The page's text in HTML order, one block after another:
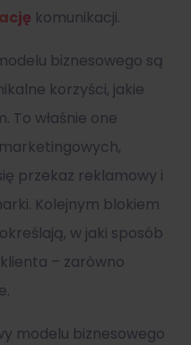
komunikacji.
biznesowego są
korzyści, jakie
To właśnie one
przekaz reklamowy i
Kolejnym blokiem
w jaki sposób
– zarówno
modelu biznesowego